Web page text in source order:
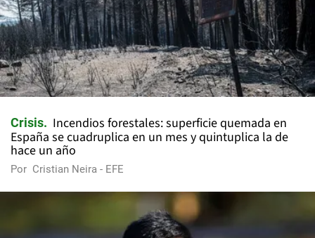
Crisis
Incendios forestales: superficie quemada en
España se cuadruplica en un mes y quintuplica la de
hace un año
Por Cristian Neira - EFE